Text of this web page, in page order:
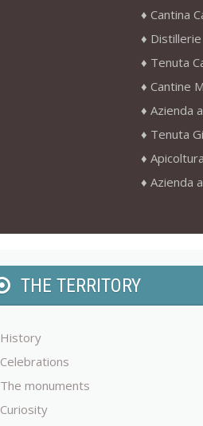
Cantina
Tenuta
Cantine
Azienda
Tenuta
Azienda
THE TERRITORY
History
Celebrations
The monuments
Curiosity